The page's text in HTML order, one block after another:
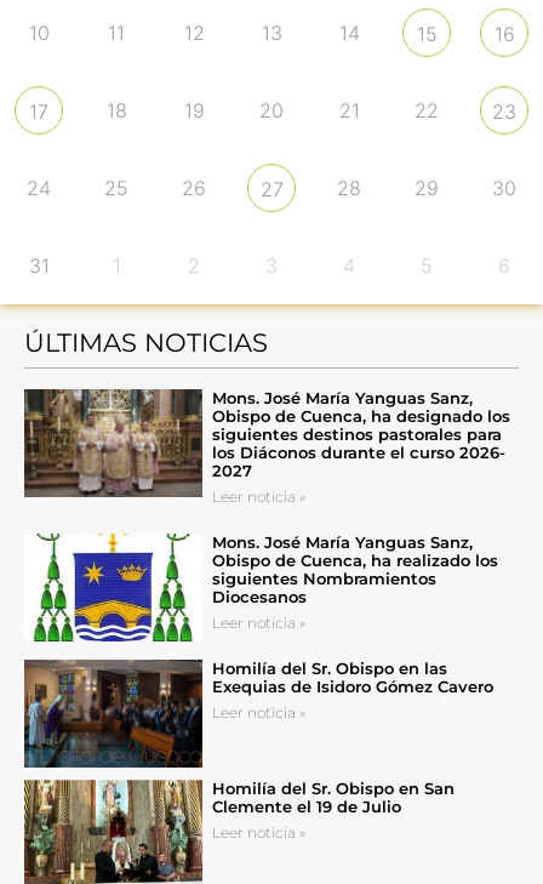
10 11 12 13 14 15 16
17 18 19 20 21 22 23
24 25 26 27 28 29 30
31 1 2 3 4 5 6
ÚLTIMAS NOTICIAS
Mons. José María Yanguas Sanz,
Obispo de Cuenca, ha designado los
siguientes destinos pastorales para
los Diáconos durante el curso 2026-
2027
Leer noticia »
Mons. José María Yanguas Sanz,
Obispo de Cuenca, ha realizado los
siguientes Nombramientos
Diocesanos
Leer noticia »
Homilía del Sr. Obispo en las
Exequias de Isidoro Gómez Cavero
Leer noticia »
Homilía del Sr. Obispo en San
Clemente el 19 de Julio
Leer noticia »